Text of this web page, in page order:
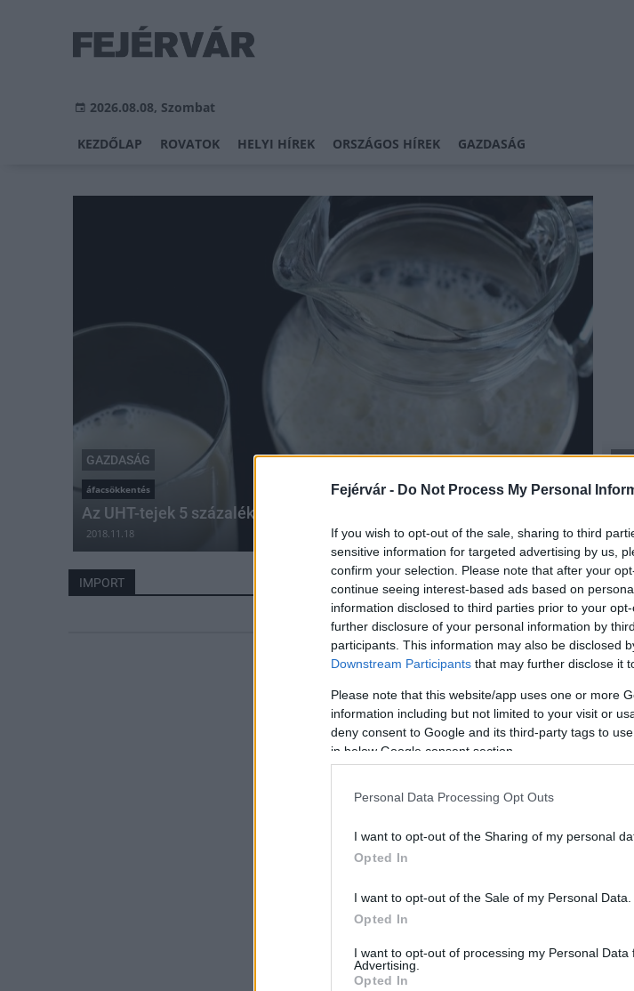
Fejérvár - Do Not Process My Personal
If you wish to opt-out of the sale, sharing to third
sensitive information for targeted advertising by us,
confirm your selection. Please note that after your
continue seeing interest-based ads based on
information disclosed to third parties prior to your
further disclosure of your personal information by
participants. This information may also be disclosed
Downstream Participants that may further disclose it
Please note that this website/app uses one or more
information including but not limited to your visit or
deny consent to Google and its third-party tags to
in below Google consent section.
Personal Data Processing Opt Outs
I want to opt-out of the Sharing of my personal
Opted In
I want to opt-out of the Sale of my Personal Data.
Opted In
I want to opt-out of processing my Personal Data
Advertising.
Opted In
2026.08.08, Szombat
KEZDŐLAP ROVATOK HELYI HÍREK ORSZÁGOS HÍREK GAZDASÁG
GAZDASÁG
áfacsökkentés
Az UHT-tejek 5 százalékos áfája az import tejek kiszorulását hozhatja
2018.11.18
IMPORT